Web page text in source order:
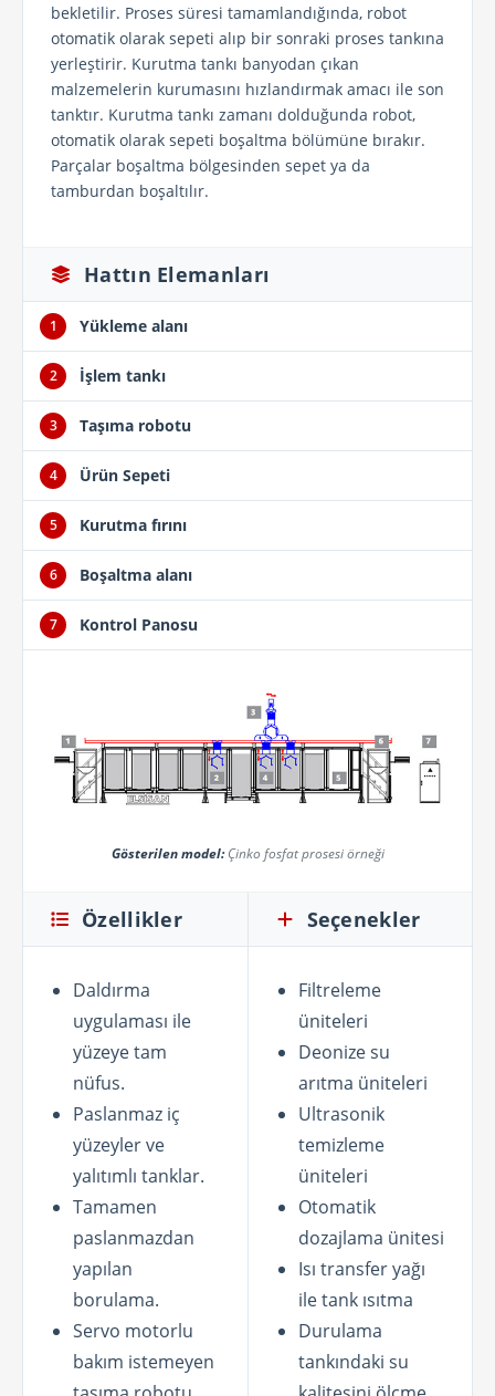
bekletilir. Proses süresi tamamlandığında, robot
otomatik olarak sepeti alıp bir sonraki proses tankına
yerleştirir. Kurutma tankı banyodan çıkan
malzemelerin kurumasını hızlandırmak amacı ile son
tanktır. Kurutma tankı zamanı dolduğunda robot,
otomatik olarak sepeti boşaltma bölümüne bırakır.
Parçalar boşaltma bölgesinden sepet ya da
tamburdan boşaltılır.
Hattın Elemanları
1 Yükleme alanı
2 İşlem tankı
3 Taşıma robotu
4 Ürün Sepeti
5 Kurutma fırını
6 Boşaltma alanı
7 Kontrol Panosu
Gösterilen model:Çinko fosfat prosesi örneği
Özellikler
Daldırma
uygulaması ile
yüzeye tam
nüfus.
Paslanmaz iç
yüzeyler ve
yalıtımlı tanklar.
Tamamen
paslanmazdan
yapılan
borulama.
Servo motorlu
bakım istemeyen
Seçenekler
Filtreleme
üniteleri
Deonize su
arıtma üniteleri
Ultrasonik
temizleme
üniteleri
Otomatik
dozajlama ünitesi
Isı transfer yağı
ile tank ısıtma
Durulama
tankındaki su